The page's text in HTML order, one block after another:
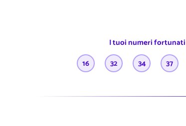
I tuoi numeri
16
32 34 37